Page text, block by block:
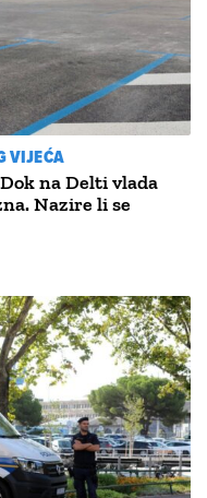
VIJEĆA
na Delti vlada
Nazire li se